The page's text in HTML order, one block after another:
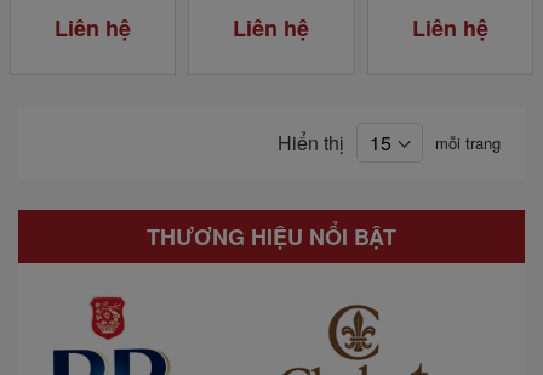
Liên hệ Liên hệ Liên hệ
Hiển thị mỗi trang
THƯƠNG HIỆU NỔI BẬT